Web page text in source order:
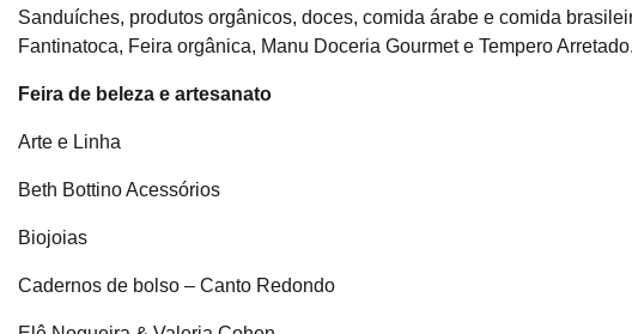
Sanduíches, produtos orgânicos, doces, comida árabe e comida
Fantinatoca, Feira orgânica, Manu Doceria Gourmet e Tempero Arretado.
Feira de beleza e artesanato
Arte e Linha
Beth Bottino Acessórios
Biojoias
Cadernos de bolso – Canto Redondo